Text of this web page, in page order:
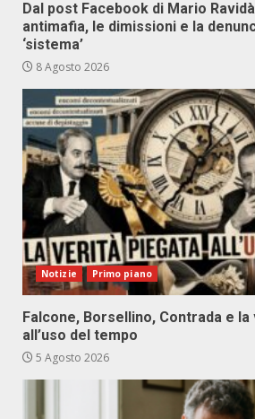
Dal post Facebook di Mario
antimafia, le dimissioni e la
‘sistema’
8 Agosto 2026
Notizie Primo piano
Falcone, Borsellino, Contrada e
all’uso del tempo
5 Agosto 2026